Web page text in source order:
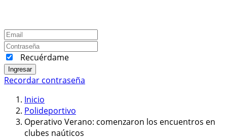
Recuérdame
Ingresar
Recordar contraseña
Inicio
Polideportivo
Operativo Verano: comenzaron los encuentros en
clubes naúticos